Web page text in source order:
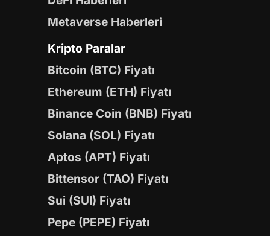
Metaverse Haberleri
Kripto Paralar
Bitcoin (BTC) Fiyatı
Ethereum (ETH) Fiyatı
Binance Coin (BNB) Fiyatı
Solana (SOL) Fiyatı
Aptos (APT) Fiyatı
Bittensor (TAO) Fiyatı
Sui (SUI) Fiyatı
Pepe (PEPE) Fiyatı